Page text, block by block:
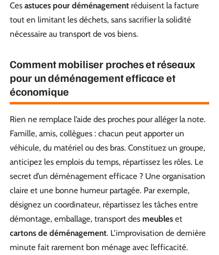
Ces astuces pour déménagement réduisent la facture
tout en limitant les déchets, sans sacrifier la solidité
nécessaire au transport de vos biens.
Comment mobiliser proches et réseaux
pour un déménagement efficace et
économique
Rien ne remplace l’aide des proches pour alléger la note.
Famille, amis, collègues : chacun peut apporter un
véhicule, du matériel ou des bras. Constituez un groupe,
anticipez les emplois du temps, répartissez les rôles. Le
secret d’un déménagement efficace ? Une organisation
claire et une bonne humeur partagée. Par exemple,
désignez un coordinateur, répartissez les tâches entre
démontage, emballage, transport des meubles et
cartons de déménagement. L’improvisation de dernière
minute fait rarement bon ménage avec l’efficacité.